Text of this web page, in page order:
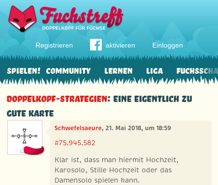
Registrieren aktivieren Einloggen
Community Lernen Liga
Spielen!
Doppelkopf-Strategien: Eine eigentlich zu
gute Karte
Schwefelsaeure, 21. Mai 2018, um 18:59
#75.945.582
Klar ist, dass man hiermit Hochzeit,
Karosolo, Stille Hochzeit oder das
Damensolo spielen kann.